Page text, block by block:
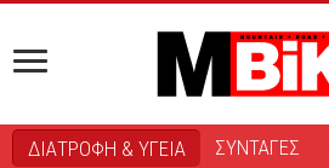
ΔΙΑΤΡΟΦΗ & ΥΓΕΙΑ ΣΥΝΤΑΓΕΣ